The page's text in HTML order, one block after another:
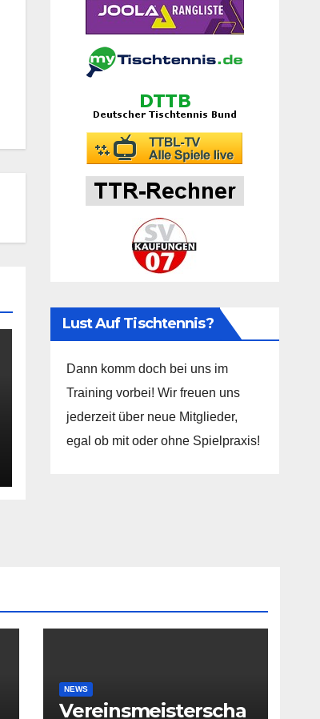
Lust Auf Tischtennis?
Dann komm doch bei uns im
Training vorbei! Wir freuen uns
jederzeit über neue Mitglieder,
egal ob mit oder ohne Spielpraxis!
NEWS
Vereinsmeisterscha